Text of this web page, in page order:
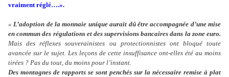
vraiment réglé….».
«L’adoption de la monnaie unique aurait dû être accompagnée d’une mise
en commun des régulations et des supervisions bancaires dans la zone euro.
Mais des réflexes souverainistes ou protectionnistes ont bloqué toute
avancée sur le sujet. Les leçons de cette insuffisance ont-elles été au moins
tirées ? Pas du tout, du moins pour l’instant.
Des montagnes de rapports se sont penchés sur la nécessaire remise à plat